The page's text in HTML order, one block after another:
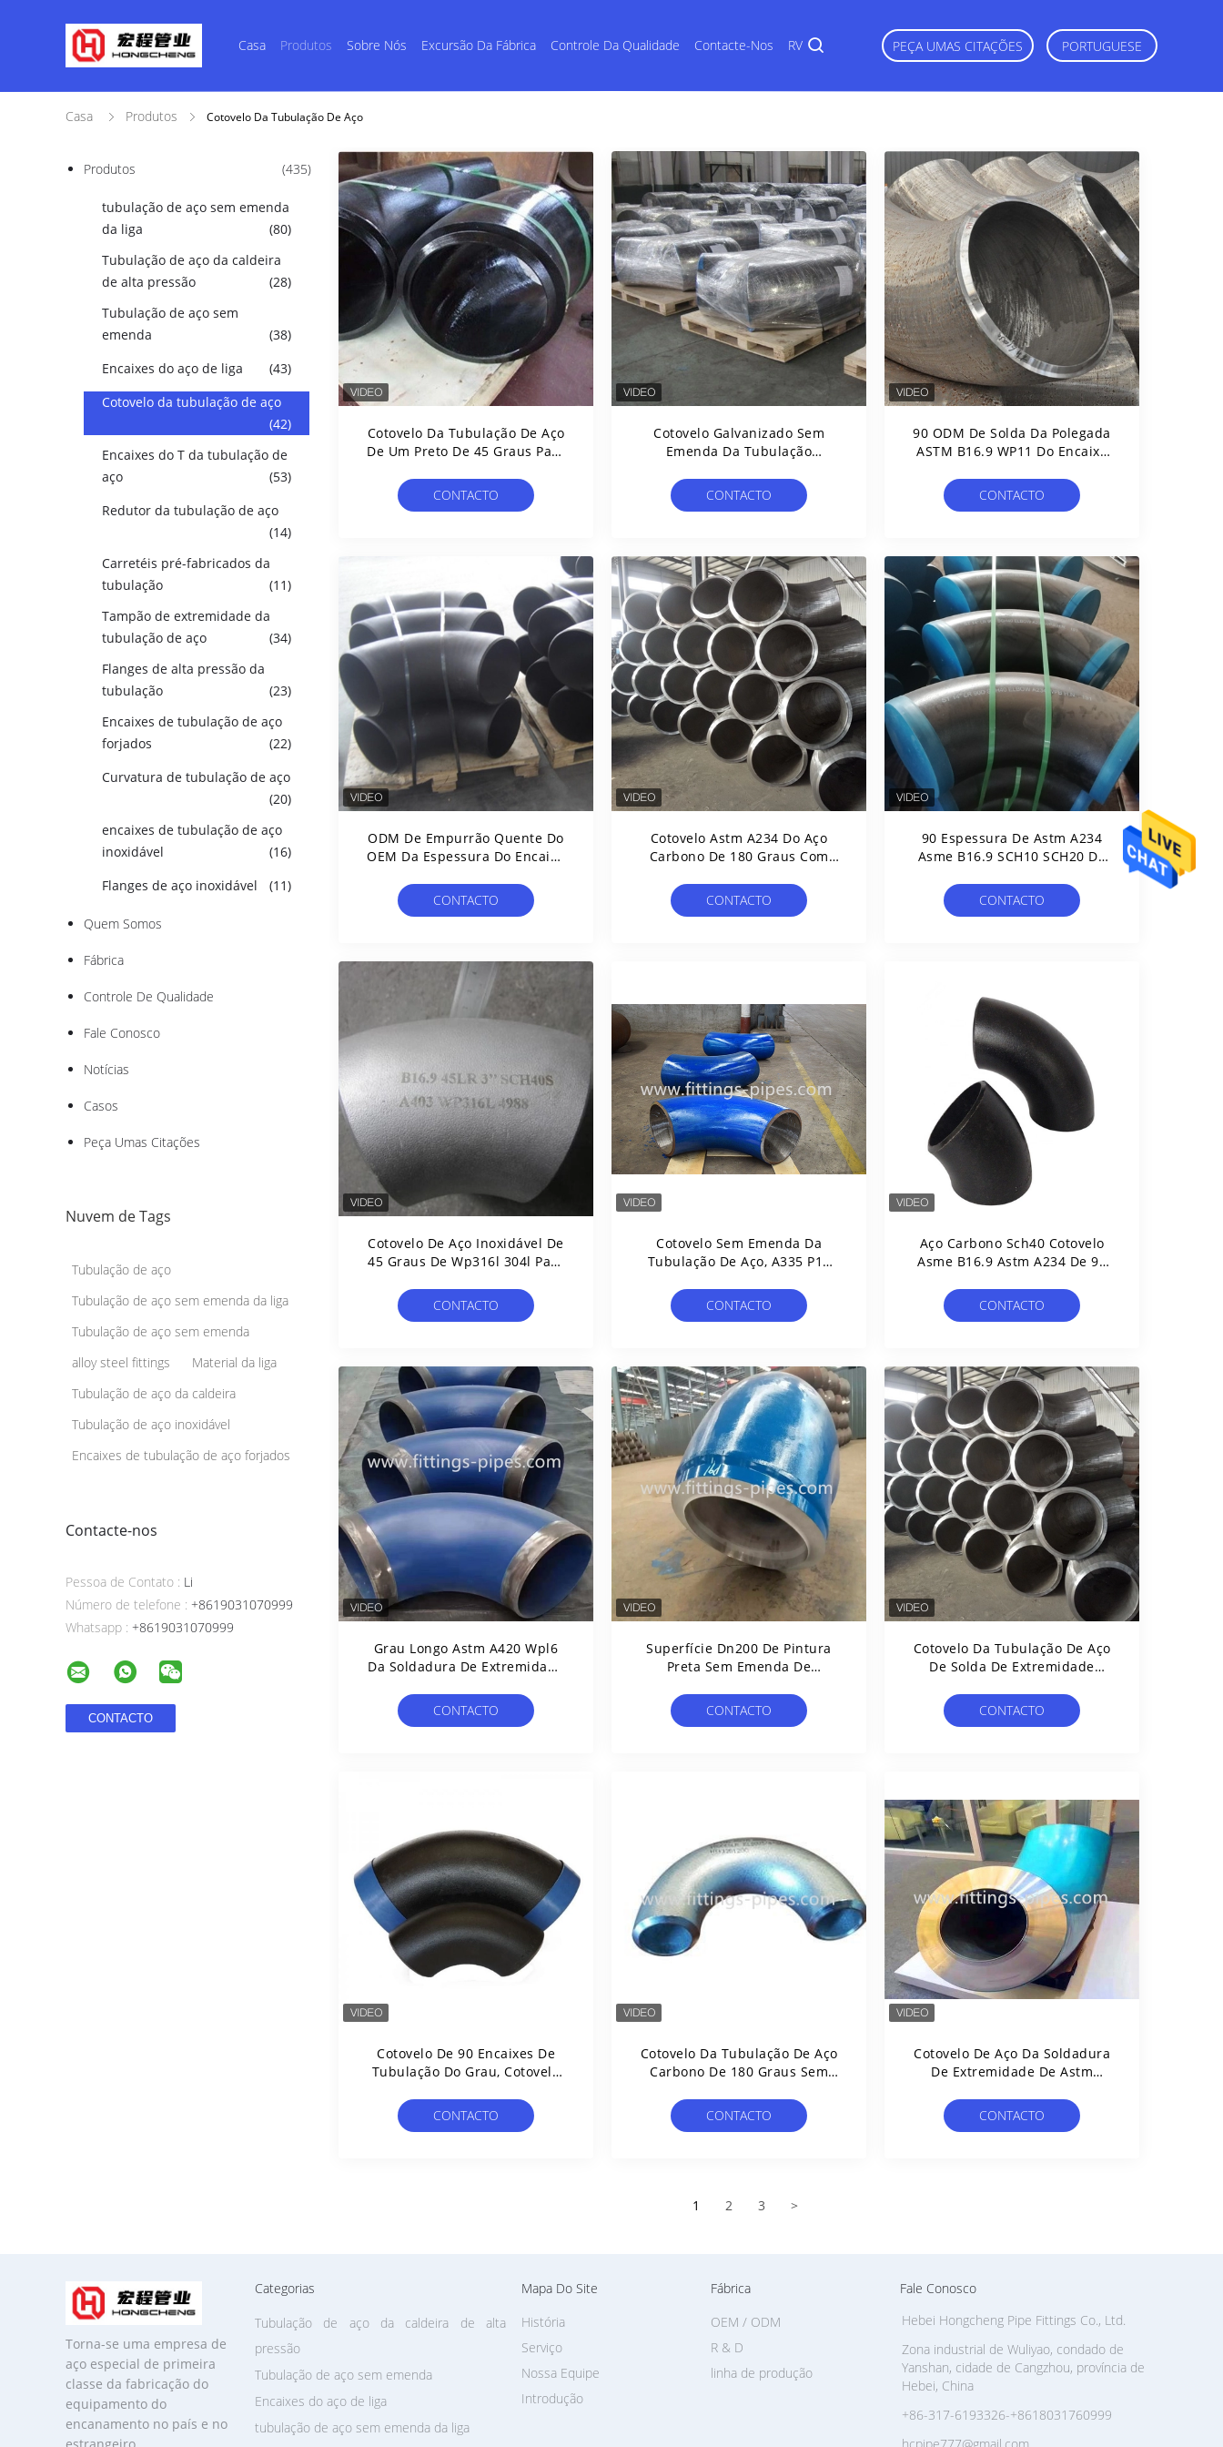
Casa Produtos Sobre Nós Excursão Da Fábrica Controle Da Qualidade Contacte-Nos RV PEÇA UMAS CITAÇÕES PORTUGUESE
Casa Produtos Cotovelo Da Tubulação De Aço
Produtos (435)
tubulação de aço sem emenda
da liga
(80)
Tubulação de aço da caldeira
de alta pressão
(28)
Tubulação de aço sem
emenda
(38)
Encaixes do aço de liga
(43)
Cotovelo da tubulação de aço
(42)
Encaixes do T da tubulação de
aço
(53)
Redutor da tubulação de aço
(14)
Carretéis pré-fabricados da
tubulação
(11)
Tampão de extremidade da
tubulação de aço
(34)
Flanges de alta pressão da
tubulação
(23)
Encaixes de tubulação de aço
forjados
(22)
Curvatura de tubulação de aço
(20)
encaixes de tubulação de aço
inoxidável
(16)
Flanges de aço inoxidável
(11)
Quem Somos
Fábrica
Controle De Qualidade
Fale Conosco
Notícias
Casos
Peça Umas Citações
Nuvem de Tags
Tubulação de aço
Tubulação de aço sem emenda da liga
Tubulação de aço sem emenda
alloy steel fittings
Material da liga
Tubulação de aço da caldeira
Tubulação de aço inoxidável
Encaixes de tubulação de aço forjados
Contacte-nos
Pessoa de Contato : Li
Número de telefone : +8619031070999
Whatsapp : +8619031070999
Cotovelo Da Tubulação De Aço
De Um Preto De 45 Graus Para
Encanamento
CONTACTO
Cotovelo Galvanizado Sem
Emenda Da Tubulação
De 45 Graus
CONTACTO
90 ODM De Solda Da Polegada
ASTM B16.9 WP11 Do Encaixe
CONTACTO
ODM De Empurrão Quente Do
OEM Da Espessura Do Encaixe
Tubulação De Aço Sch40
CONTACTO
Cotovelo Astm A234 Do Aço
Carbono De 180 Graus Com
Dobra
CONTACTO
90 Espessura De Astm A234
Asme B16.9 SCH10 SCH20 Do
Do Grau
CONTACTO
Cotovelo De Aço Inoxidável De
45 Graus De Wp316l 304l Para
Certficate
CONTACTO
Cotovelo Sem Emenda Da
Tubulação De Aço, A335 P11
90 Graus
CONTACTO
Aço Carbono Sch40 Cotovelo
Asme B16.9 Astm A234 De 90
CONTACTO
Grau Longo Astm A420 Wpl6
Da Soldadura De Extremidade
De Aço Do Raio
CONTACTO
Superfície Dn200 De Pintura
Preta Sem Emenda De
Do Cotovelo
CONTACTO
Cotovelo Da Tubulação De Aço
De Solda De Extremidade
Para O Sistema De Óleo
CONTACTO
Cotovelo De 90 Encaixes De
Tubulação Do Grau, Cotovelo
Wp91
CONTACTO
Cotovelo Da Tubulação De Aço
Carbono De 180 Graus Sem
Fazendo À Máquina De
Forjadura
CONTACTO
Cotovelo De Aço Da Soldadura
De Extremidade De Astm
Tubulação De 180 Graus
CONTACTO
1 2 3 >
Torna-se uma empresa de
aço especial de primeira
classe da fabricação do
equipamento do
encanamento no país e no
Categorias
tubulação de aço sem emenda da liga
Tubulação de aço da caldeira de alta
pressão
Tubulação de aço sem emenda
Encaixes do aço de liga
Mapa Do Site
Introdução
História
Serviço
Nossa Equipe
Fábrica
linha de produção
OEM / ODM
R & D
Fale Conosco
Hebei Hongcheng Pipe Fittings Co., Ltd.
Zona industrial de Wuliyao, condado de
Yanshan, cidade de Cangzhou, província de
Hebei, China
+86-317-6193326-+8618031760999